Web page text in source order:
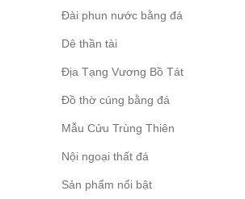
Đài phun nước bằng đá
Dê thần tài
Địa Tạng Vương Bồ Tát
Đồ thờ cúng bằng đá
Mẫu Cửu Trùng Thiên
Nội ngoại thất đá
Sản phẩm nổi bật